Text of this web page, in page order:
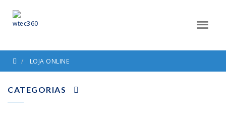
LOJA ONLINE
CATEGORIAS